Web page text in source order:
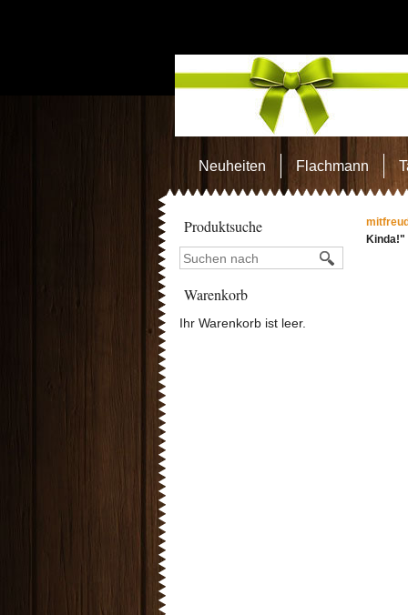
Neuheiten Flachmann
Produktsuche
Warenkorb
Ihr Warenkorb ist leer.
Kinda!"